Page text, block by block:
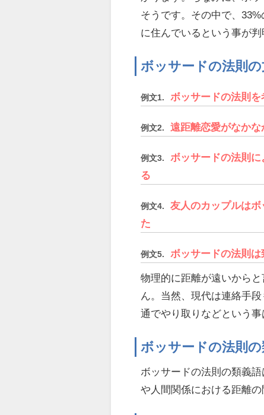
そうです。その中で、
に住んでいるという事が判
ボッサードの法則
例文1. ボッサードの法則
例文2. 遠距離恋愛がなか
例文3.
ボッサードの法則
る
例文4.
友人のカップルは
た
例文5. ボッサードの法則
物理的に距離が遠いから
ん。当然、現代は連絡手
通でやり取りなどという
ボッサードの法則の
ボッサードの法則の類義
や人間関係における距離の